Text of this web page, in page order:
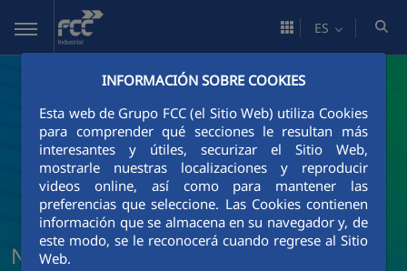
Saltar al contenido principal
INFORMACIÓN SOBRE COOKIES
Esta web de Grupo FCC (el Sitio Web) utiliza Cookies
para comprender qué secciones le resultan más
interesantes y útiles, securizar el Sitio Web,
mostrarle nuestras localizaciones y reproducir
videos online, así como para mantener las
preferencias que seleccione. Las Cookies contienen
información que se almacena en su navegador y, de
este modo, se le reconocerá cuando regrese al Sitio
Web.
ES
Noticias y actualidad de FCC Industrial